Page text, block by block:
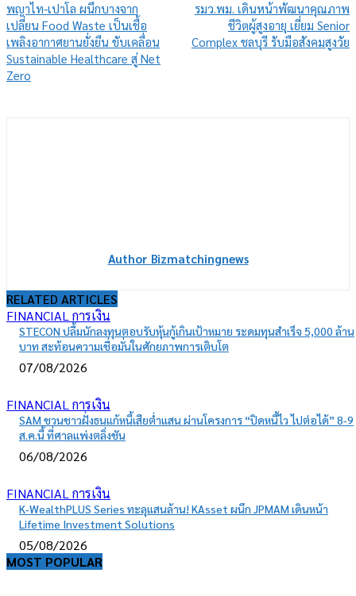
พญาไท-เปาโล ผนึกบางจาก
เปลี่ยน Food Waste เป็นเชื้อ
เพลิงอากาศยานยั่งยืน ขับเคลื่อน
Sustainable Healthcare สู่ Net
Zero
รมว.พม. เดินหน้าพัฒนาคุณภาพ
ชีวิตผู้สูงอายุ เยี่ยม Senior
Complex ชลบุรี รับมือสังคมสูงวัย
Author Bizmatchingnews
RELATED ARTICLES
FINANCIAL การเงิน
STECON ปลื้มนักลงทุนตอบรับหุ้นกู้เกินเป้าหมาย ระดมทุนสำเร็จ 5,000 ล้าน
บาท สะท้อนความเชื่อมั่นในศักยภาพการเติบโต
07/08/2026
FINANCIAL การเงิน
SAM ชวนชาวฝั่งธนแก้หนี้เสียต่ำแสน ผ่านโครงการ “ปิดหนี้ไว ไปต่อได้” 8-9
ส.ค.นี้ ที่ศาลแพ่งตลิ่งชัน
06/08/2026
FINANCIAL การเงิน
K-WealthPLUS Series ทะลุแสนล้าน! KAsset ผนึก JPMAM เดินหน้า
Lifetime Investment Solutions
05/08/2026
MOST POPULAR